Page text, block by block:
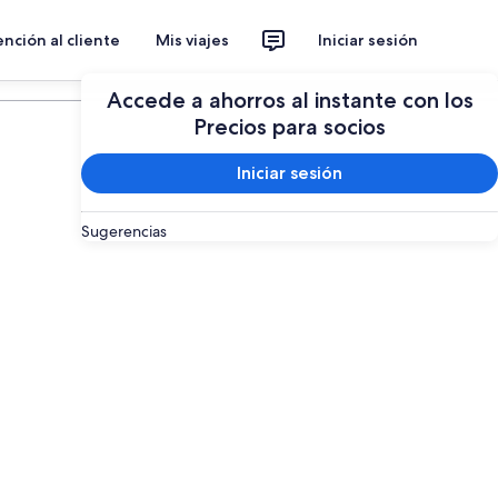
al cliente Mis viajes Iniciar sesión
Accede a ahorros al instante con los
Precios para socios
Iniciar sesión
Sugerencias
Planear un viaje